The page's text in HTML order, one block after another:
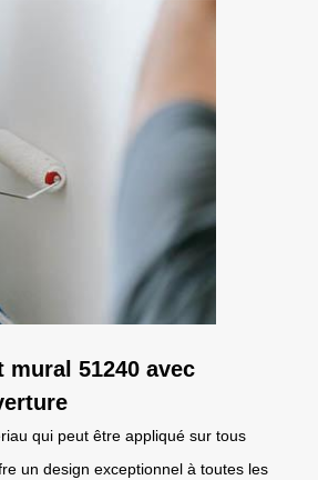
mural 51240 avec
qui peut être appliqué sur tous
un design exceptionnel à toutes les